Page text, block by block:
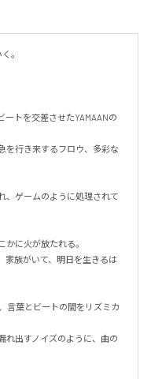
。
トを交差させたYAMAANの
を行き来するフロウ、多彩な
、ゲームのように処理されて
に火が放たれる。
家族がいて、明日を生きるは
言葉とビートの間をリズミカ
れ出すノイズのように、曲の